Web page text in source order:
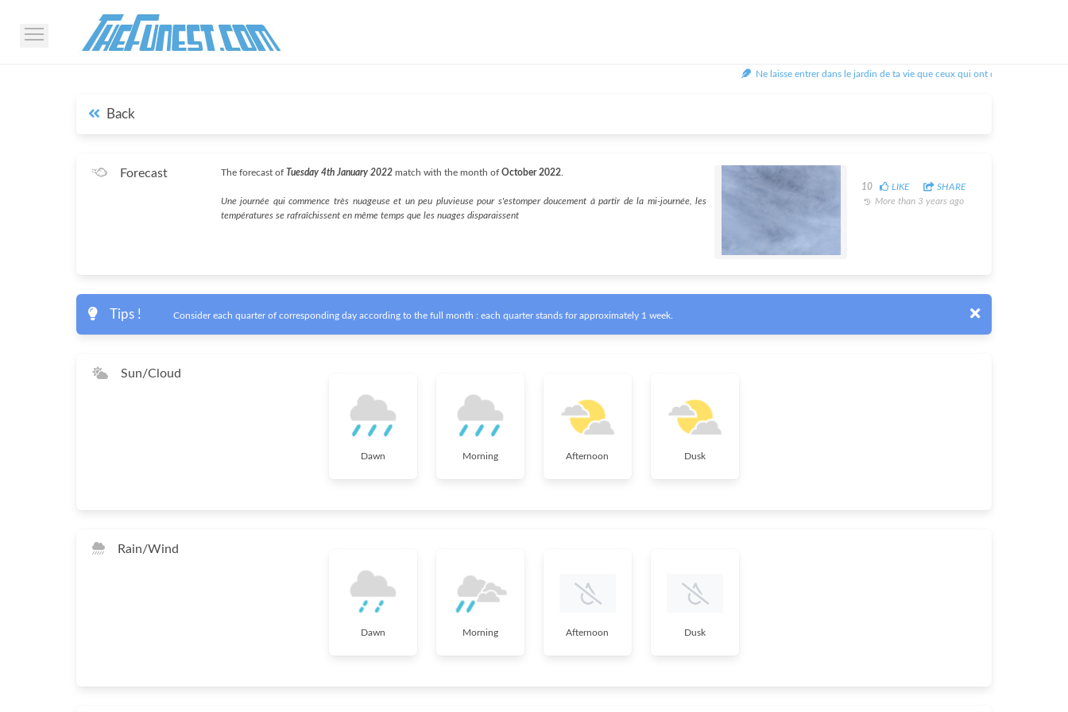
Ne laisse entrer dans le jardin de ta vie que ceux qui ont des fleurs à planter -
Back
Forecast The forecast of Tuesday 4th January 2022 match with the month of October 2022.
Une journée qui commence très nuageuse et un peu pluvieuse pour s'estomper doucement à partir de la mi-journée, les
températures se rafraîchissent en même temps que les nuages disparaissent
10 LIKE
SHARE
More than 3 years ago
Tips ! Consider each quarter of corresponding day according to the full month : each quarter stands for approximately 1 week.
Sun/Cloud
Dawn Morning Afternoon Dusk
Rain/Wind
Dawn Morning Afternoon Dusk